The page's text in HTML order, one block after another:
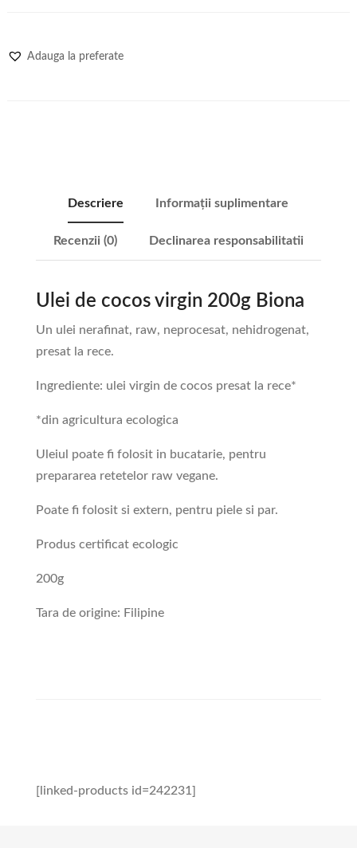
Adauga la preferate
Descriere Informații suplimentare
Recenzii (0) Declinarea responsabilitatii
Ulei de cocos virgin 200g Biona
Un ulei nerafinat, raw, neprocesat, nehidrogenat,
presat la rece.
Ingrediente: ulei virgin de cocos presat la rece*
*din agricultura ecologica
Uleiul poate fi folosit in bucatarie, pentru
prepararea retetelor raw vegane.
Poate fi folosit si extern, pentru piele si par.
Produs certificat ecologic
200g
Tara de origine: Filipine
[linked-products id=242231]